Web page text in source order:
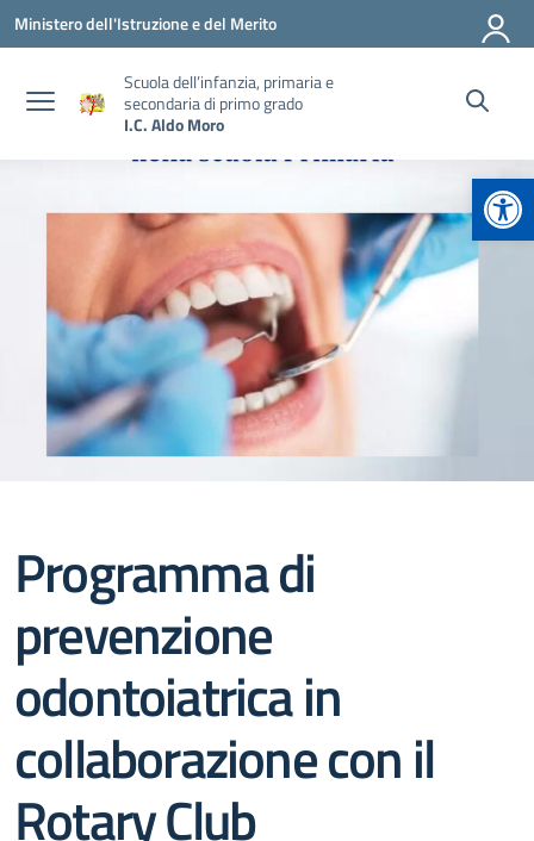
Vai ai contenuti
Vai al menu di navigazione
Vai al footer
Ministero dell'Istruzione e del Merito
Scuola dell’infanzia, primaria e
secondaria di primo grado
I.C. Aldo Moro
Programma di
prevenzione
odontoiatrica in
collaborazione con il
Rotary Club